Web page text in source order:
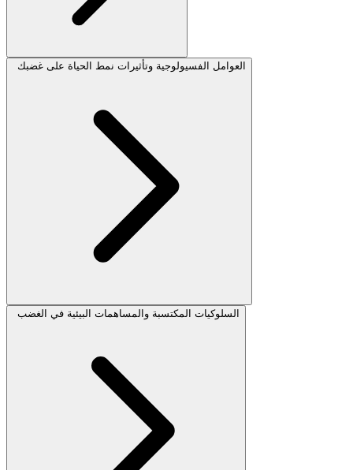
العوامل الفسيولوجية وتأثيرات نمط الحياة على غضبك
السلوكيات المكتسبة والمساهمات البيئية في الغضب